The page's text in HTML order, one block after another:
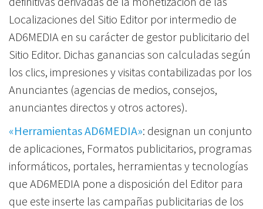
Localizaciones del Sitio Editor por intermedio de
AD6MEDIA en su carácter de gestor publicitario del
Sitio Editor. Dichas ganancias son calculadas según
los clics, impresiones y visitas contabilizadas por los
Anunciantes (agencias de medios, consejos,
anunciantes directos y otros actores).
«Herramientas AD6MEDIA»: designan un conjunto
de aplicaciones, Formatos publicitarios, programas
informáticos, portales, herramientas y tecnologías
que AD6MEDIA pone a disposición del Editor para
que este inserte las campañas publicitarias de los